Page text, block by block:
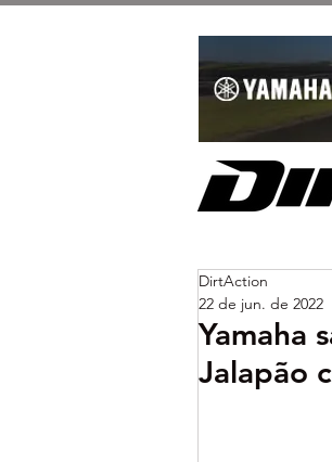
Yamaha
Jalapão
DirtAction
22 de jun. de 2022